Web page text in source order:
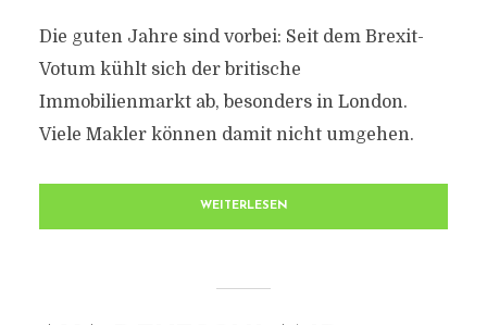
Die guten Jahre sind vorbei: Seit dem Brexit-
Votum kühlt sich der britische
Immobilienmarkt ab, besonders in London.
Viele Makler können damit nicht umgehen.
WEITERLESEN